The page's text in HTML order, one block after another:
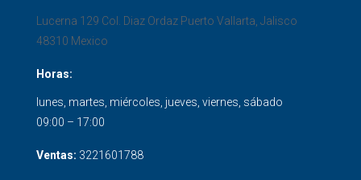
Lucerna 129 Col. Diaz Ordaz Puerto Vallarta Jalisco
48310 Mexico
Horas:
lunes, martes, miércoles, jueves, viernes, sábado
09:00 – 17:00
Ventas: 3221601788